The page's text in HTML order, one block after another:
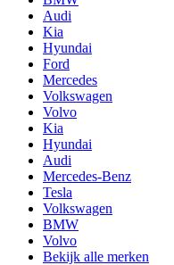
Audi
Kia
Hyundai
Ford
Mercedes
Volkswagen
Volvo
Kia
Hyundai
Audi
Mercedes-Benz
Tesla
Volkswagen
BMW
Volvo
Bekijk alle merken